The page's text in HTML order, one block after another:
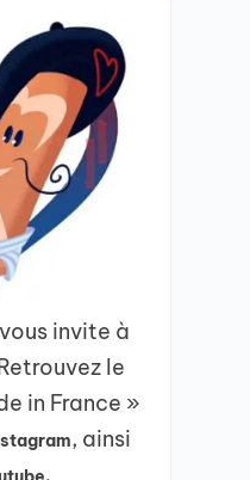
vous invite à
le
in France »
, ainsi